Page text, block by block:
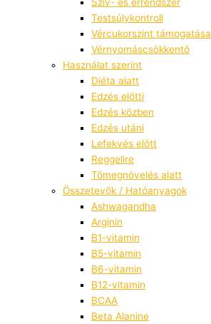
Testsúlykontroll
Vércukorszint támogatása
Vérnyomáscsökkentő
Használat szerint
Diéta alatt
Edzés előtti
Edzés közben
Edzés utáni
Lefekvés előtt
Reggelire
Tömegnövelés alatt
Összetevők / Hatóanyagok
Ashwagandha
Arginin
B1-vitamin
B5-vitamin
B6-vitamin
B12-vitamin
BCAA
Beta Alanine